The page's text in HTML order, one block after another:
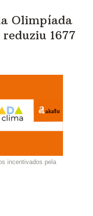
Olimpíada
1677
incentivados pela